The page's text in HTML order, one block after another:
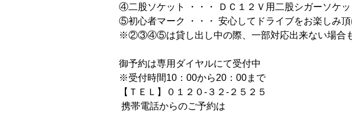
④二股ソケット ・・・ ＤＣ１２Ｖ用二股シガーソケッ
⑤初心者マーク ・・・ 安心してドライブをお楽しみ頂
※②③④⑤は貸し出し中の際、一部対応出来ない場合も
御予約は専用ダイヤルにて受付中
※受付時間10：00から20：00まで
【ＴＥＬ】０１２０-３２-２５２５